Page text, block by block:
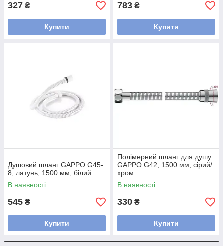
327 ₴
Купити
783 ₴
Купити
Душовий шланг GAPPO G45-
8, латунь, 1500 мм, білий
В наявності
545 ₴
Купити
Полімерний шланг для душу
GAPPO G42, 1500 мм, сірий/
хром
В наявності
330 ₴
Купити